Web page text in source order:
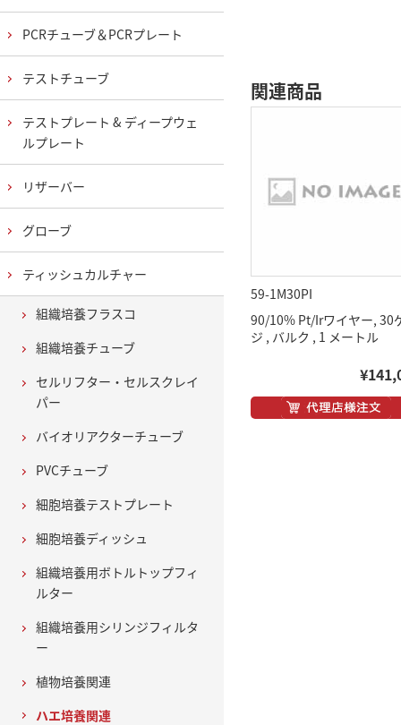
関連商品
59-1M30PI
90/10% Pt/Irワイヤー, 30
ジ , バルク , 1 メートル
PCRチューブ＆PCRプレート
テストチューブ
テストプレート & ディープウェ
ルプレート
リザーバー
グローブ
ティッシュカルチャー
組織培養フラスコ
組織培養チューブ
セルリフター・セルスクレイ
パー
バイオリアクターチューブ
PVCチューブ
細胞培養テストプレート
細胞培養ディッシュ
組織培養用ボトルトップフィ
ルター
組織培養用シリンジフィルタ
ー
植物培養関連
ハエ培養関連